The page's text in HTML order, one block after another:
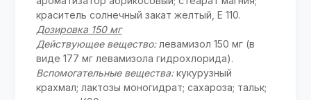
краситель солнечный закат желтый, Е 110.
Дозировка 150 мг
Действующее вещество:левамизол 150 мг (в
виде 177 мг левамизола гидрохлорида).
Вспомогательные вещества:кукурузный
крахмал; лактозы моногидрат; сахароза; тальк;